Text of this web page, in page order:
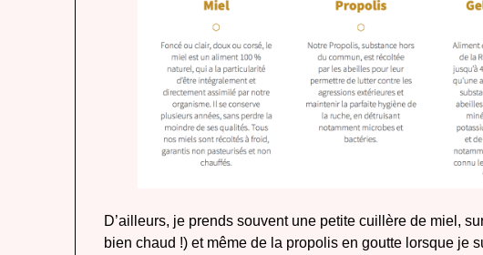
D’ailleurs, je prends souvent une petite cuillère de miel,
bien chaud !) et même de la propolis en goutte lorsque je